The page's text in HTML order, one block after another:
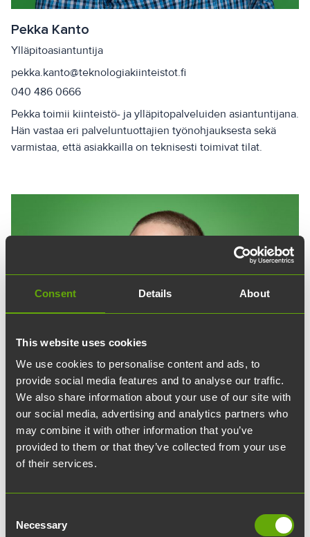
Consent Details About
This website uses cookies
We use cookies to personalise content and ads, to
provide social media features and to analyse our traffic.
We also share information about your use of our site with
our social media, advertising and analytics partners who
may combine it with other information that you’ve
provided to them or that they’ve collected from your use
of their services.
Selection
Necessary
Pekka Kanto
Ylläpitoasiantuntija
pekka.kanto@teknologiakiinteistot.fi
040 486 0666
Pekka toimii kiinteistö- ja ylläpitopalveluiden asiantuntijana.
Hän vastaa eri palveluntuottajien työnohjauksesta sekä
varmistaa, että asiakkailla on teknisesti toimivat tilat.
Kiinteistömanageri